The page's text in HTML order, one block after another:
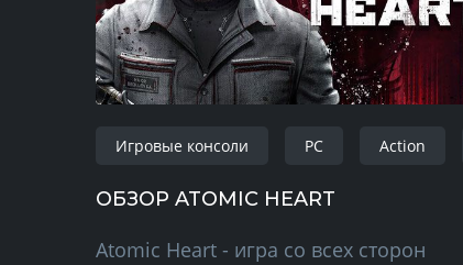
Игровые консоли PC Action
ОБЗОР ATOMIC HEART
Atomic Heart - игра со всех сторон